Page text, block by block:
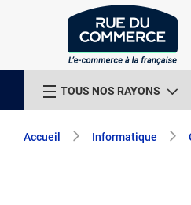
TOUS NOS RAYONS
Accueil Informatique